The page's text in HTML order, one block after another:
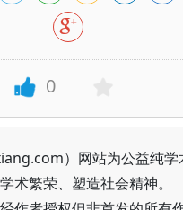
0
）网站为公益纯学
术繁荣、塑造社会精神。